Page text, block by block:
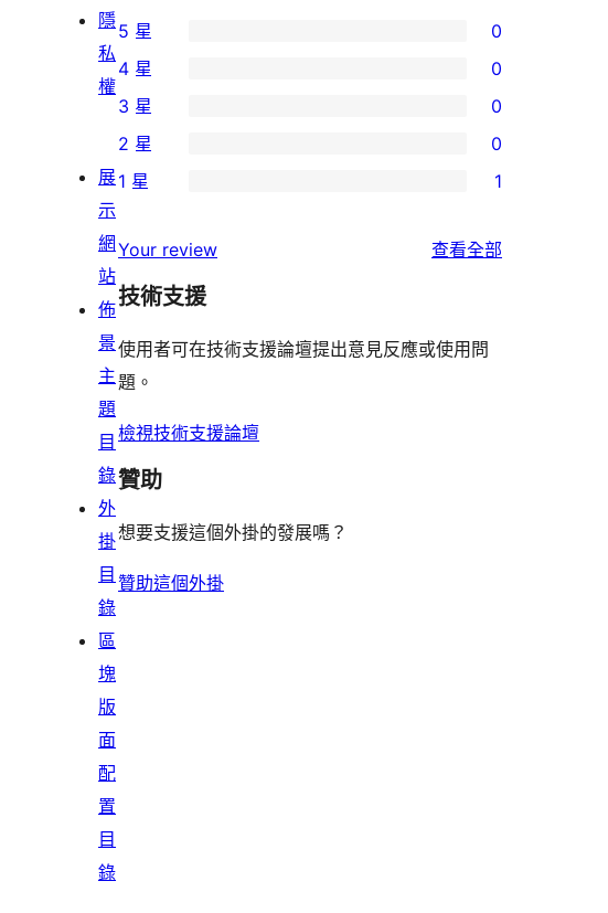
0
個
5
星
使
者
論
5 星 0
個
4
星
用
者
論
4 星 0
0
個
3
使
用
評
論
3 星 0
個
星
使
者
評
論
2 星 0
1
星
用
者
評
1 星 1
Your review 查看全部
技術支援
使用者可在技術支援論壇提出意見反應或使用問
題。
檢視技術支援論壇
贊助
想要支援這個外掛的發展嗎？
贊助這個外掛
隱
私
權
展
示
網
站
佈
景
主
題
目
錄
外
掛
目
錄
區
塊
版
面
配
置
目
錄